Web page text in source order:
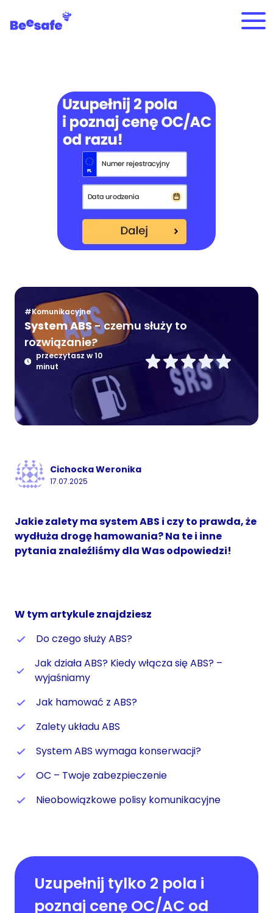
#Komunikacyjne
System ABS- czemu służy to
rozwiązanie?
przeczytasz w 10
minut
Cichocka Weronika
17.07.2025
Jakie zalety ma system ABS i czy to prawda, że
wydłuża drogę hamowania? Na te i inne
pytania znaleźliśmy dla Was odpowiedzi!
W tym artykule znajdziesz
Do czego służy ABS?
Jak działa ABS? Kiedy włącza się ABS? –
wyjaśniamy
Jak hamować z ABS?
Zalety układu ABS
System ABS wymaga konserwacji?
OC – Twoje zabezpieczenie
Nieobowiązkowe polisy komunikacyjne
Uzupełnij tylko 2 pola i
poznaj cenę OC/AC od